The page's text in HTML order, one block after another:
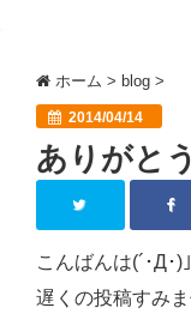
スポーツ障害
患者様の声
アクセス
院長プロフィール
blog
ホーム > blog >
2014/04/14
ありがと
こんばんは(´･Д･)」
遅くの投稿すみま